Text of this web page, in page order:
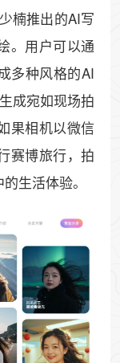
楠推出的AI写
。用户可以通
多种风格的AI
成宛如现场拍
果相机以微信
赛博旅行，拍
生活体验。